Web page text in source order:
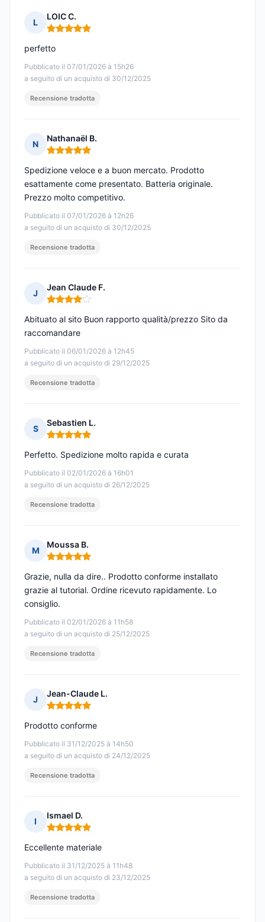
L
LOIC C.
Nota: 5 su 5
Pubblicato il 07/01/2026 à 15h26
a seguito di un acquisto di 30/12/2025
perfetto
Recensione tradotta
N
Nathanaël B.
Nota: 5 su 5
Pubblicato il 07/01/2026 à 12h26
a seguito di un acquisto di 30/12/2025
Spedizione veloce e a buon mercato. Prodotto
esattamente come presentato. Batteria originale.
Prezzo molto competitivo.
Recensione tradotta
J
Jean Claude F.
Nota: 4 su 5
Pubblicato il 06/01/2026 à 12h45
a seguito di un acquisto di 29/12/2025
Abituato al sito Buon rapporto qualità/prezzo Sito da
raccomandare
Recensione tradotta
S
Sebastien L.
Nota: 5 su 5
Pubblicato il 02/01/2026 à 16h01
a seguito di un acquisto di 26/12/2025
Perfetto. Spedizione molto rapida e curata
Recensione tradotta
M
Moussa B.
Nota: 5 su 5
Pubblicato il 02/01/2026 à 11h58
a seguito di un acquisto di 25/12/2025
Grazie, nulla da dire.. Prodotto conforme installato
grazie al tutorial. Ordine ricevuto rapidamente. Lo
consiglio.
Recensione tradotta
J
Jean-Claude L.
Nota: 5 su 5
Pubblicato il 31/12/2025 à 14h50
a seguito di un acquisto di 24/12/2025
Prodotto conforme
Recensione tradotta
I
Ismael D.
Nota: 5 su 5
Pubblicato il 31/12/2025 à 11h48
a seguito di un acquisto di 23/12/2025
Eccellente materiale
Recensione tradotta